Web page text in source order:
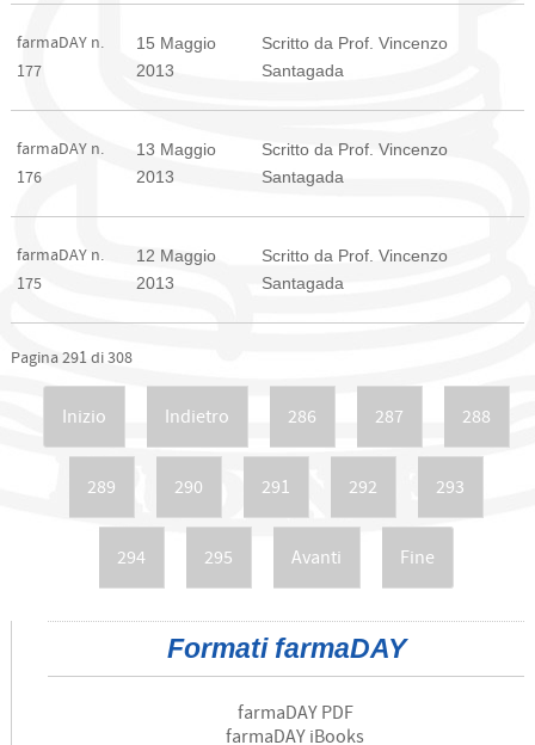
farmaDAY n.
177
15 Maggio
2013
Scritto da Prof. Vincenzo
Santagada
farmaDAY n.
176
13 Maggio
2013
Scritto da Prof. Vincenzo
Santagada
farmaDAY n.
175
12 Maggio
2013
Scritto da Prof. Vincenzo
Santagada
Pagina 291 di 308
Inizio Indietro 286 287 288
289 290 291 292 293
294 295 Avanti Fine
Formati farmaDAY
farmaDAY PDF
farmaDAY iBooks